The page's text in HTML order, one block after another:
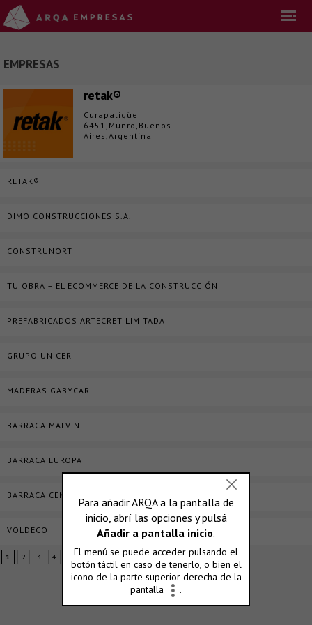
EMPRESAS
retak®
Curapaligüe
6451,Munro,Buenos
Aires,Argentina
RETAK®
DIMO CONSTRUCCIONES S.A.
CONSTRUNORT
TU OBRA – EL ECOMMERCE DE LA CONSTRUCCIÓN
PREFABRICADOS ARTECRET LIMITADA
GRUPO UNICER
MADERAS GABYCAR
BARRACA MALVIN
BARRACA EUROPA
BARRACA CENTRAL
VOLDECO
1 2 3 4 ... 10 ... »